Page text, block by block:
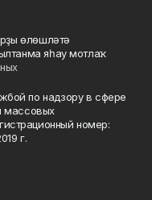
өлөшләтә
яһау мотлаҡ.
по надзору в сфере
массовых
номер:
г.